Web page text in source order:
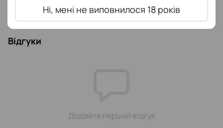
Ні, мені не виповнилося 18 років
До обраного
Відгуки
Додайте перший відгук